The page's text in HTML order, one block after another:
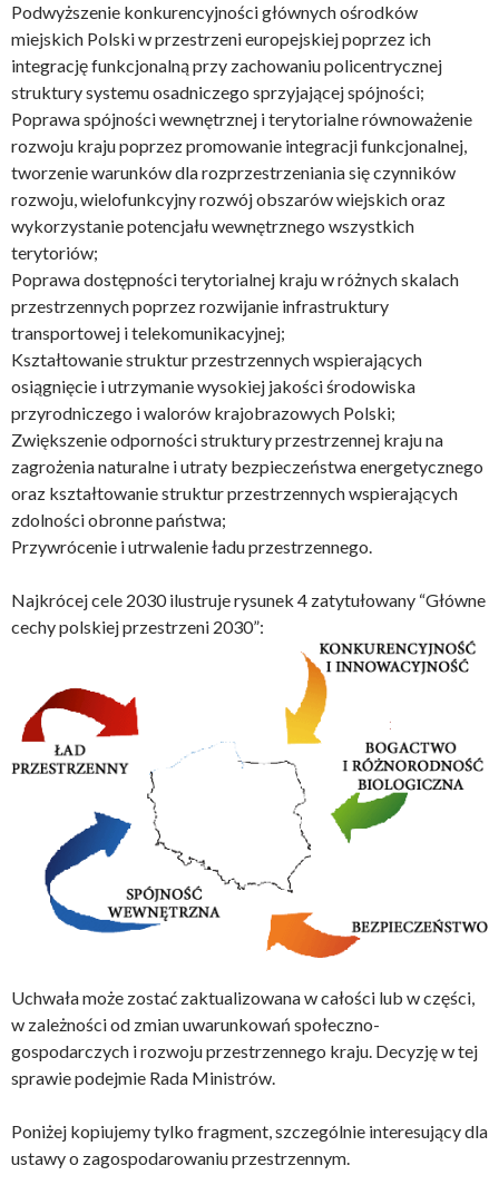
Podwyższenie konkurencyjności głównych ośrodków
miejskich Polski w przestrzeni europejskiej poprzez ich
integrację funkcjonalną przy zachowaniu policentrycznej
struktury systemu osadniczego sprzyjającej spójności;
Poprawa spójności wewnętrznej i terytorialne równoważenie
rozwoju kraju poprzez promowanie integracji funkcjonalnej,
tworzenie warunków dla rozprzestrzeniania się czynników
rozwoju, wielofunkcyjny rozwój obszarów wiejskich oraz
wykorzystanie potencjału wewnętrznego wszystkich
terytoriów;
Poprawa dostępności terytorialnej kraju w różnych skalach
przestrzennych poprzez rozwijanie infrastruktury
transportowej i telekomunikacyjnej;
Kształtowanie struktur przestrzennych wspierających
osiągnięcie i utrzymanie wysokiej jakości środowiska
przyrodniczego i walorów krajobrazowych Polski;
Zwiększenie odporności struktury przestrzennej kraju na
zagrożenia naturalne i utraty bezpieczeństwa energetycznego
oraz kształtowanie struktur przestrzennych wspierających
zdolności obronne państwa;
Przywrócenie i utrwalenie ładu przestrzennego.
Najkrócej cele 2030 ilustruje rysunek 4 zatytułowany “Główne
cechy polskiej przestrzeni 2030”:
Uchwała może zostać zaktualizowana w całości lub w części,
w zależności od zmian uwarunkowań społeczno-
gospodarczych i rozwoju przestrzennego kraju. Decyzję w tej
sprawie podejmie Rada Ministrów.
Poniżej kopiujemy tylko fragment, szczególnie interesujący dla
ustawy o zagospodarowaniu przestrzennym.